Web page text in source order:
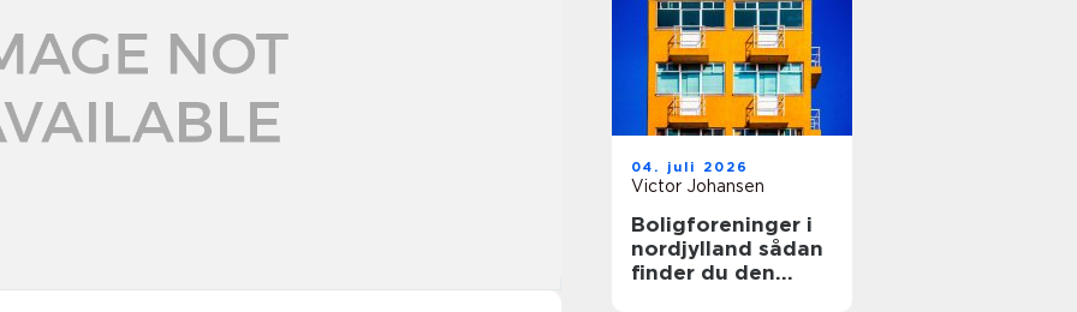
04. juli 2026
Victor Johansen
Boligforeninger i
nordjylland sådan
finder du den